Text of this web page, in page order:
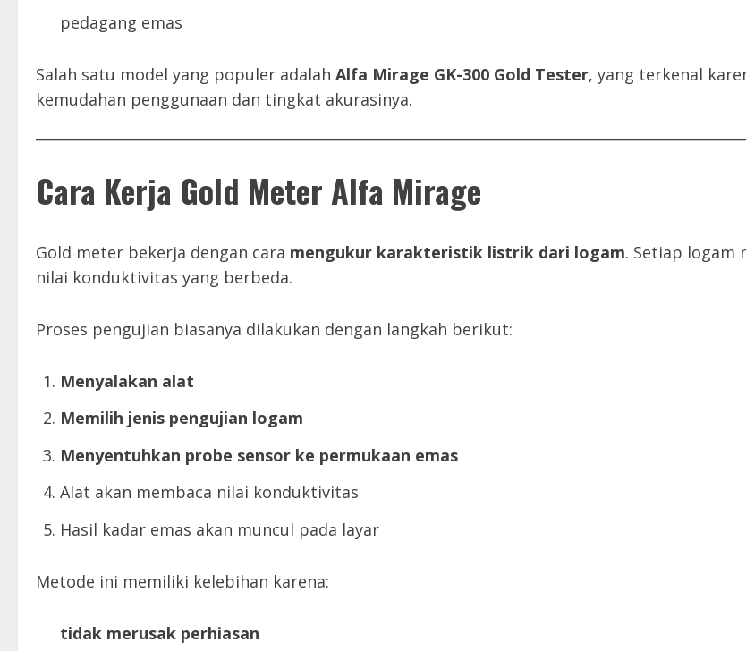
pedagang emas
Salah satu model yang populer adalah Alfa Mirage GK-300 Gold Tester, yang terkenal
kemudahan penggunaan dan tingkat akurasinya.
Cara Kerja Gold Meter Alfa Mirage
Gold meter bekerja dengan cara mengukur karakteristik listrik dari logam. Setiap logam
nilai konduktivitas yang berbeda.
Proses pengujian biasanya dilakukan dengan langkah berikut:
Menyalakan alat
Memilih jenis pengujian logam
Menyentuhkan probe sensor ke permukaan emas
Alat akan membaca nilai konduktivitas
Hasil kadar emas akan muncul pada layar
Metode ini memiliki kelebihan karena:
tidak merusak perhiasan